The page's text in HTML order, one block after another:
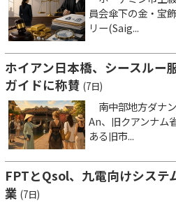
員会傘下の金・宝
リー(Saig...
ホイアン日本橋、シースルー
ガイドに称賛 (7日)
南中部地方ダナ
An、旧クアンナム
ある旧市...
FPTとQsol、九電向けシステ
業 (7日)